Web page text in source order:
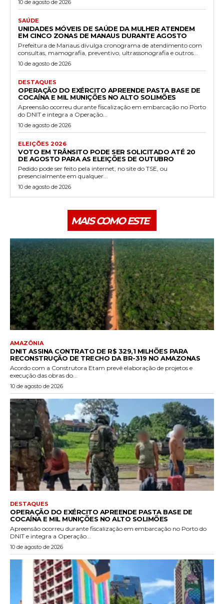
10 de agosto de 2026
SAÚDE
UNIDADES MÓVEIS DE SAÚDE DA MULHER ATENDEM
EM CINCO ZONAS DE MANAUS DURANTE AGOSTO
Prefeitura de Manaus divulga cronograma de atendimento com
consultas, mamografia, preventivo, ultrassonografia e outros...
10 de agosto de 2026
DESTAQUES
OPERAÇÃO DO EXÉRCITO APREENDE PASTA BASE DE
COCAÍNA E MIL MUNIÇÕES NO ALTO SOLIMÕES
Apreensão ocorreu durante fiscalização em embarcação no Porto
do DNIT e integra a Operação...
10 de agosto de 2026
ELEIÇÕES 2026
VOTO EM TRÂNSITO PODE SER SOLICITADO ATÉ 20
DE AGOSTO PARA AS ELEIÇÕES DE OUTUBRO
Pedido pode ser feito pela internet, no site do TSE, ou
presencialmente em qualquer...
10 de agosto de 2026
MAIS COMO ESTE
AMAZÔNIA
DNIT ASSINA CONTRATO DE R$ 329,1 MILHÕES PARA
RECONSTRUÇÃO DE TRECHO DA BR-319 NO AMAZONAS
Acordo com a Construtora Etam prevê elaboração de projetos e
execução das obras do...
10 de agosto de 2026
DESTAQUES
OPERAÇÃO DO EXÉRCITO APREENDE PASTA BASE DE
COCAÍNA E MIL MUNIÇÕES NO ALTO SOLIMÕES
Apreensão ocorreu durante fiscalização em embarcação no Porto do
DNIT e integra a Operação...
10 de agosto de 2026